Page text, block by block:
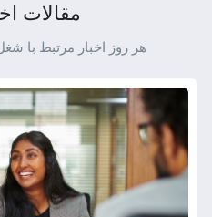
مقالات
هر روز اخبار مرتبط با